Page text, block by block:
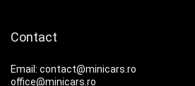
Contact
Email: contact@minicars.ro
office@minicars.ro